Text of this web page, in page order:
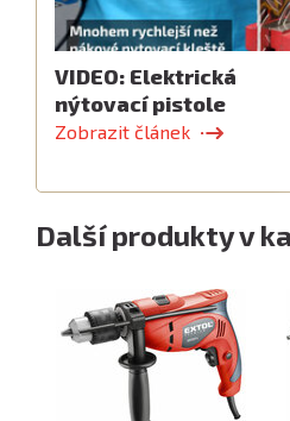
VIDEO: Elektrická
nýtovací pistole
Zobrazit článek
Další produkty v